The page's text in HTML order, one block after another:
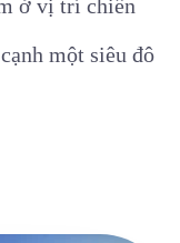
ở vị trí chiến
một siêu đô